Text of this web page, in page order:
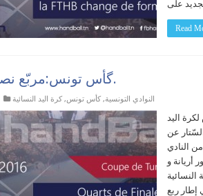
Read
گأس تونس:مربّع نصف النهائي.
النوادي التونسية,كأس تونس,كرة اليد النسائية
اليد
كاشفة السّتار عن
النادي
أريانة و
إطار ربع